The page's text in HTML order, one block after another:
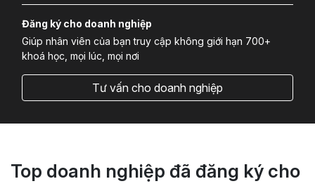
Đăng ký cho doanh nghiệp
Giúp nhân viên của bạn truy cập không giới hạn 700+
khoá học, mọi lúc, mọi nơi
Tư vấn cho doanh nghiệp
Top doanh nghiệp đã đăng ký cho